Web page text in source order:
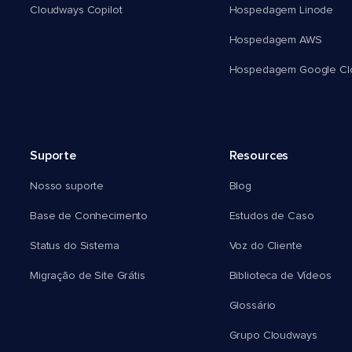
Cloudways Copilot Hospedagem Linode
Hospedagem AWS
Hospedagem Google
Suporte
Nosso suporte
Base de Conhecimento
Status do Sistema
Migração de Site Grátis
Resources
Blog
Estudos de Caso
Voz do Cliente
Biblioteca de Vídeos
Glossário
Grupo Cloudways